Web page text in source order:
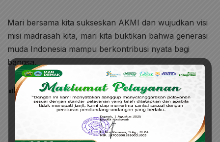
Mari bersama kita sukseskan AKMI dan wujudkan visi
misi madrasah kita, mari kita buktikan bahwa generasi
muda Indonesia mampu berkontribusi nyata bagi
bangsa.
Post Views: 41